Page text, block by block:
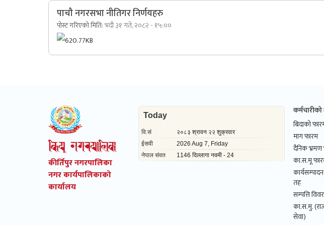
पाचौ नगरसभा नीतिगर निर्णयहरु
पोस्ट गरिएको मिति:भदौ ३१ गते, २०८२ - १५:००
620.77KB
कीर्तिपुर नगरपालिका
नगर कार्यपालिकाको
कार्यालय
बिदाको
माग फारम
दैनिक
का.स.मू
तह
सम्पत्ति
का.स.मु.
सेवा)